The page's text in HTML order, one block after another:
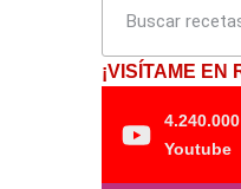
¡VISÍTAME EN
Youtube